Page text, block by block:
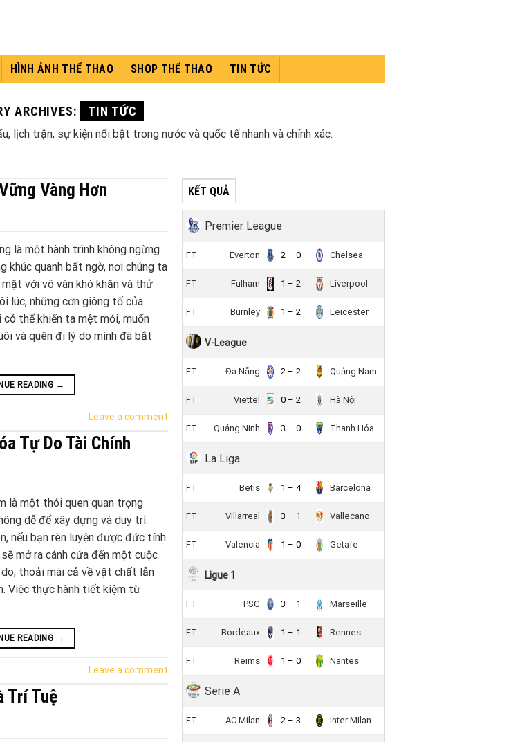
HÌNH ẢNH THỂ THAO SHOP THỂ THAO TIN TỨC
ARCHIVES: TIN TỨC
lịch trận, sự kiện nổi bật trong nước và quốc tế nhanh và chính xác.
Vàng Hơn
là một hành trình không ngừng
khúc quanh bất ngờ, nơi chúng ta
với vô vàn khó khăn và thử
lúc, những cơn giông tố của
có thể khiến ta mệt mỏi, muốn
và quên đi lý do mình đã bắt
READING →
Leave a comment
Tự Do Tài Chính
là một thói quen quan trọng
dễ để xây dựng và duy trì.
nếu bạn rèn luyện được đức tính
sẽ mở ra cánh cửa đến một cuộc
thoải mái cả về vật chất lẫn
Việc thực hành tiết kiệm từ
READING →
Leave a comment
Trí Tuệ
KẾT QUẢ
Premier League
FT Everton 2 – 0 Chelsea
FT Fulham 1 – 2 Liverpool
FT Burnley 1 – 2 Leicester
V-League
FT Đà Nẵng 2 – 2 Quảng Nam
FT Viettel 0 – 2 Hà Nội
FT Quảng Ninh 3 – 0 Thanh Hóa
La Liga
FT Betis 1 – 4 Barcelona
FT Villarreal 3 – 1 Vallecano
FT Valencia 1 – 0 Getafe
Ligue 1
FT PSG 3 – 1 Marseille
FT Bordeaux 1 – 1 Rennes
FT Reims 1 – 0 Nantes
Serie A
FT AC Milan 2 – 3 Inter Milan